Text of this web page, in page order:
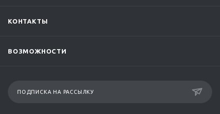
КОНТАКТЫ
ВОЗМОЖНОСТИ
ПОДПИСКА НА РАССЫЛКУ